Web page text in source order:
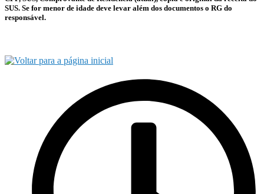
SUS. Se for menor de idade deve levar além dos documentos o RG do
responsável.